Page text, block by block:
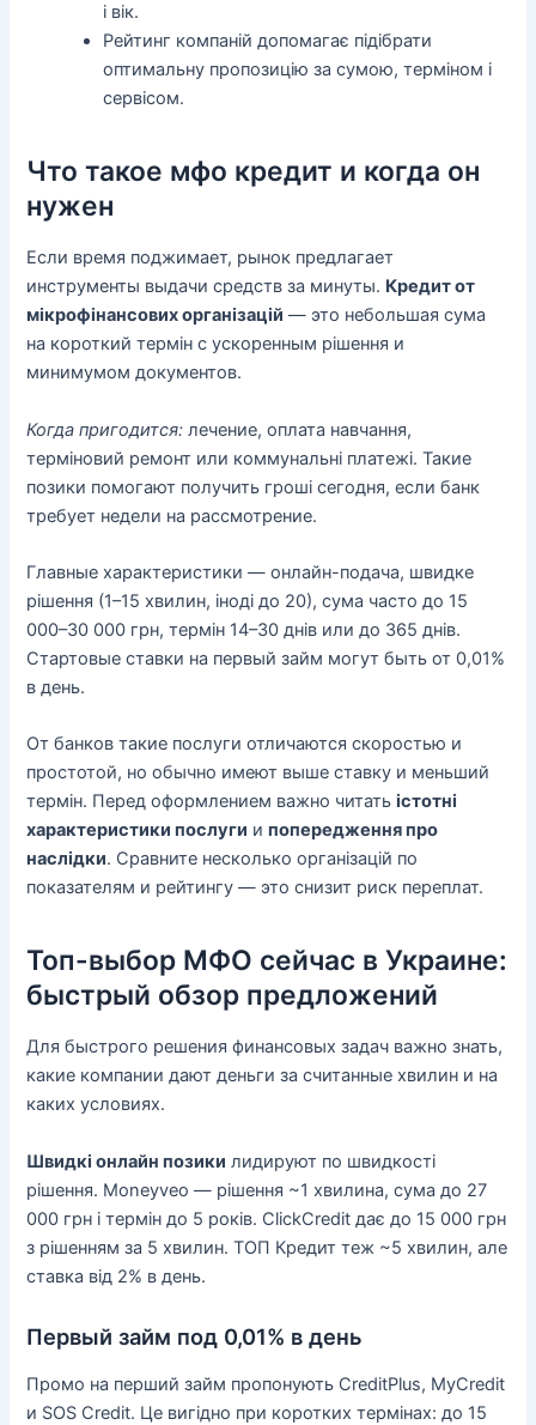
і вік.
Рейтинг компаній допомагає підібрати
оптимальну пропозицію за сумою, терміном і
сервісом.
Что такое мфо кредит и когда он
нужен
Если время поджимает, рынок предлагает
инструменты выдачи средств за минуты. Кредит от
мікрофінансових організацій — это небольшая сума
на короткий термін с ускоренным рішення и
минимумом документов.
Когда пригодится: лечение, оплата навчання,
терміновий ремонт или коммунальні платежі. Такие
позики помогают получить гроші сегодня, если банк
требует недели на рассмотрение.
Главные характеристики — онлайн-подача, швидке
рішення (1–15 хвилин, іноді до 20), сума часто до 15
000–30 000 грн, термін 14–30 днів или до 365 днів.
Стартовые ставки на первый займ могут быть от 0,01%
в день.
От банков такие послуги отличаются скоростью и
простотой, но обычно имеют выше ставку и меньший
термін. Перед оформлением важно читатьістотні
характеристики послуги ипопередження про
наслідки. Сравните несколько організацій по
показателям и рейтингу — это снизит риск переплат.
Топ-выбор МФО сейчас в Украине:
быстрый обзор предложений
Для быстрого решения финансовых задач важно знать,
какие компании дают деньги за считанные хвилин и на
каких условиях.
Швидкі онлайн позики лидируют по швидкості
рішення. Moneyveo — рішення ~1 хвилина, сума до 27
000 грн і термін до 5 років. ClickCredit дає до 15 000 грн
з рішенням за 5 хвилин. ТОП Кредит теж ~5 хвилин, але
ставка від 2% в день.
Первый займ под 0,01% в день
Промо на перший займ пропонують CreditPlus, MyCredit
и SOS Credit. Це вигідно при коротких термінах: до 15